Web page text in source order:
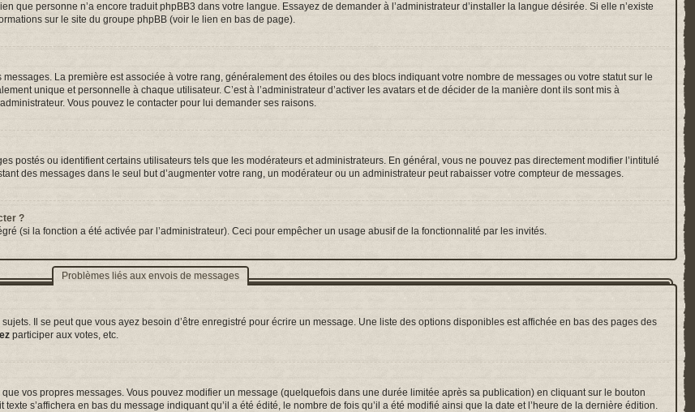
que personne n’a encore traduit phpBB3 dans votre langue. Essayez de demander à l’administrateur d’installer la langue désirée. Si elle n’existe
sur le site du groupe phpBB (voir le lien en bas de page).
La première est associée à votre rang, généralement des étoiles ou des blocs indiquant votre nombre de messages ou votre statut sur le
unique et personnelle à chaque utilisateur. C’est à l’administrateur d’activer les avatars et de décider de la manière dont ils sont mis à
Vous pouvez le contacter pour lui demander ses raisons.
postés ou identifient certains utilisateurs tels que les modérateurs et administrateurs. En général, vous ne pouvez pas directement modifier l’intitulé
des messages dans le seul but d’augmenter votre rang, un modérateur ou un administrateur peut rabaisser votre compteur de messages.
?
(si la fonction a été activée par l’administrateur). Ceci pour empêcher un usage abusif de la fonctionnalité par les invités.
Problèmes liés aux envois de messages
Il se peut que vous ayez besoin d’être enregistré pour écrire un message. Une liste des options disponibles est affichée en bas des pages des
participer aux votes, etc.
vos propres messages. Vous pouvez modifier un message (quelquefois dans une durée limitée après sa publication) en cliquant sur le bouton
s’affichera en bas du message indiquant qu’il a été édité, le nombre de fois qu’il a été modifié ainsi que la date et l’heure de la dernière édition.